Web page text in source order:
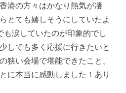
港の方々はかなり熱気が凄
とても嬉しそうにしていたよ
涙していたのが印象的でし
しでも多く応援に行きたいと
狭い会場で堪能できたこと、
に本当に感動しました！あり